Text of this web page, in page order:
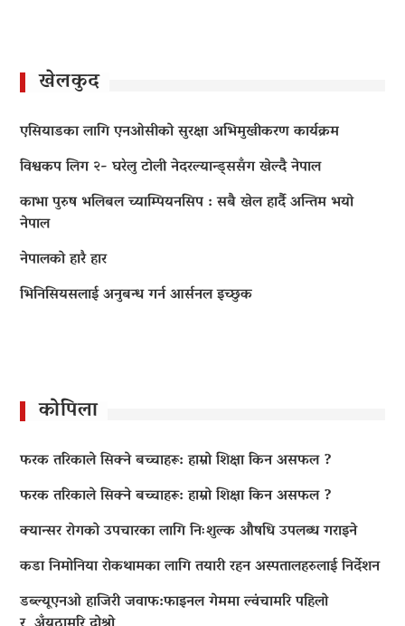
खेलकुद
एसियाडका लागि एनओसीको सुरक्षा अभिमुखीकरण कार्यक्रम
विश्वकप लिग २- घरेलु टोली नेदरल्यान्ड्ससँग खेल्दै नेपाल
काभा पुरुष भलिबल च्याम्पियनसिप : सबै खेल हार्दै अन्तिम भयो
नेपाल
नेपालको हारै हार
भिनिसियसलाई अनुबन्ध गर्न आर्सनल इच्छुक
कोपिला
फरक तरिकाले सिक्ने बच्चाहरू: हाम्रो शिक्षा किन असफल ?
फरक तरिकाले सिक्ने बच्चाहरू: हाम्रो शिक्षा किन असफल ?
क्यान्सर रोगको उपचारका लागि निःशुल्क औषधि उपलब्ध गराइने
कडा निमोनिया रोकथामका लागि तयारी रहन अस्पतालहरुलाई निर्देशन
डब्ल्यूएनओ हाजिरी जवाफ:फाइनल गेममा ल्वंचामरि पहिलो